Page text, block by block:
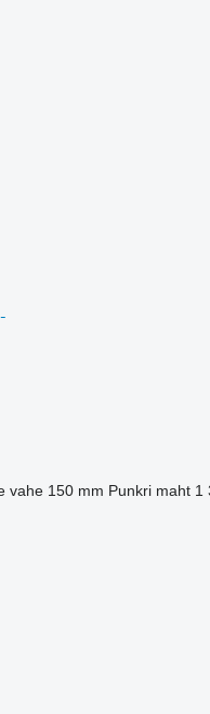
vahe 150 mm Punkri maht 1